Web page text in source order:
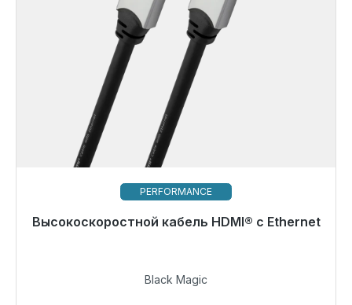
PERFORMANCE
Высокоскоростной кабель HDMI® с Ethernet
Готовы к немедленной отправке, срок поставки
99,00 €
Black Magic